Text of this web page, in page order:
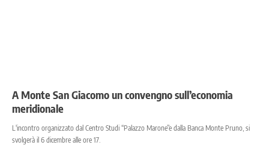
A Monte San Giacomo un convengno sull’economia
meridionale
L'incontro organizzato dal Centro Studi “Palazzo Marone”e dalla Banca Monte Pruno, si
svolgerà il 6 dicembre alle ore 17.